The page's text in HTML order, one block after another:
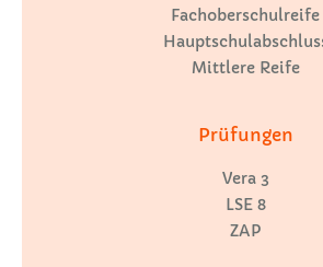
Fachoberschulreife
Mittlere Reife
Prüfungen
Vera 3
LSE 8
ZAP